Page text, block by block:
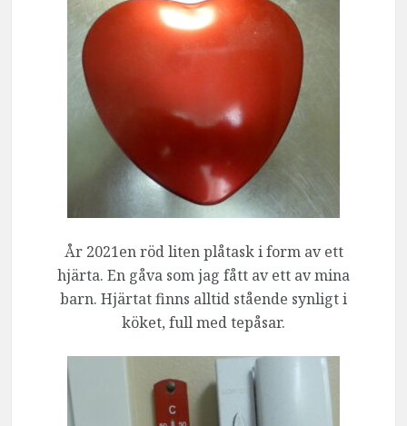
År 2021en röd liten plåtask i form av ett
hjärta. En gåva som jag fått av ett av mina
barn. Hjärtat finns alltid stående synligt i
köket, full med tepåsar.